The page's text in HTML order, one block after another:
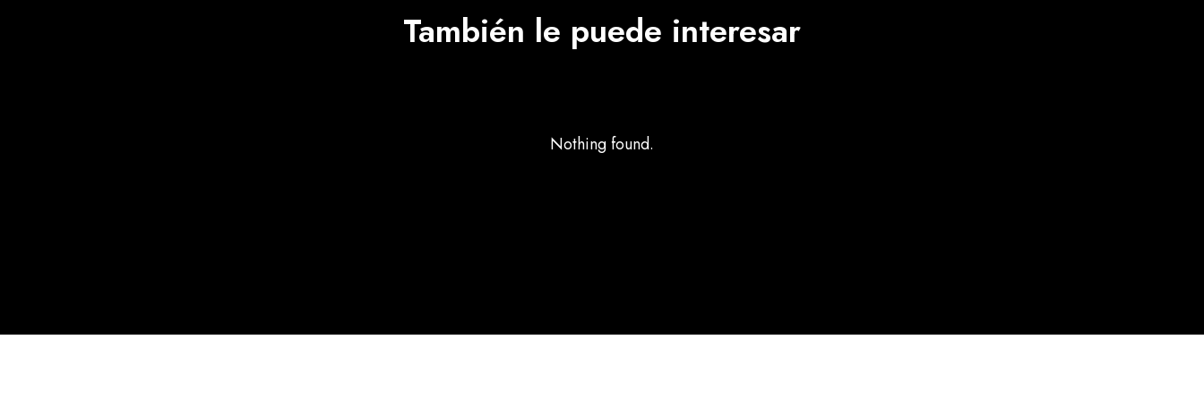
También le puede interesar
Nothing found.